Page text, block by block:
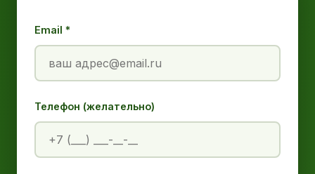
Email *
Телефон (желательно)